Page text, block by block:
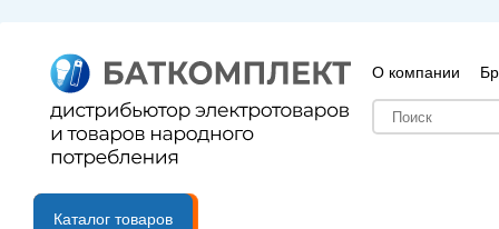
О компании
B2B портал
Каталог товаров